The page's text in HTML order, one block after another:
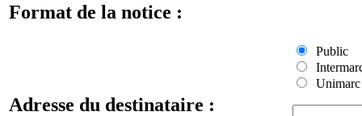
Format de la notice :
Public
Unimarc
Adresse du destinataire :